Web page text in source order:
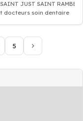
JUST SAINT
docteurs soin dentaire
5